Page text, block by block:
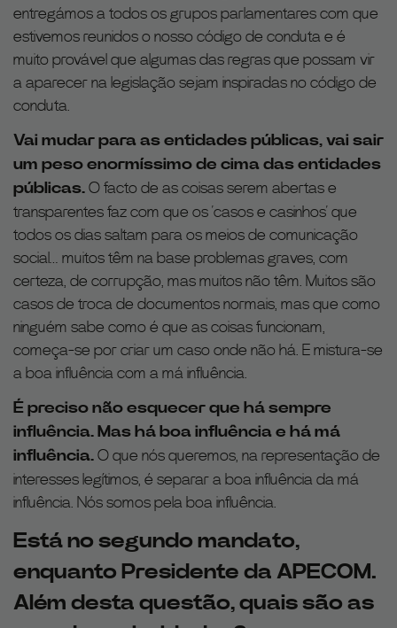
entregámos a todos os grupos parlamentares com que
estivemos reunidos o nosso código de conduta e é
muito provável que algumas das regras que possam vir
a aparecer na legislação sejam inspiradas no código de
conduta.
Vai mudar para as entidades públicas, vai sair
um peso enormíssimo de cima das entidades
públicas.O facto de as coisas serem abertas e
transparentes faz com que os ‘casos e casinhos’ que
todos os dias saltam para os meios de comunicação
social… muitos têm na base problemas graves, com
certeza, de corrupção, mas muitos não têm. Muitos são
casos de troca de documentos normais, mas que como
ninguém sabe como é que as coisas funcionam,
começa-se por criar um caso onde não há. E mistura-se
a boa influência com a má influência.
É preciso não esquecer que há sempre
influência. Mas há boa influência e há má
influência.O que nós queremos, na representação de
interesses legítimos, é separar a boa influência da má
influência. Nós somos pela boa influência.
Está no segundo mandato,
enquanto Presidente da APECOM.
Além desta questão, quais são as